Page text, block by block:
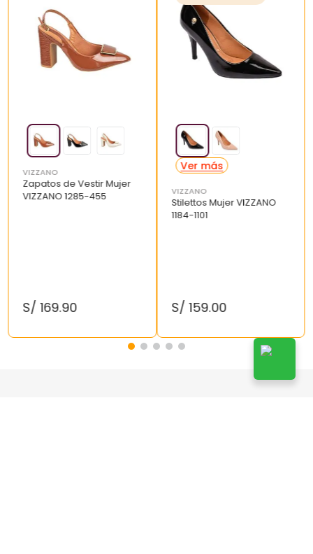
VIZZANO
Zapatos de Vestir Mujer
VIZZANO 1285-455
S/ 169.90
VIZZANO
Stilettos Mujer VIZZANO
1184-1101
S/ 159.00